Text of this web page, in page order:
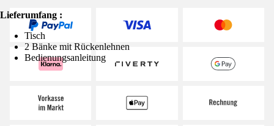
Lieferumfang :
Tisch
2 Bänke mit Rückenlehnen
Bedienungsanleitung